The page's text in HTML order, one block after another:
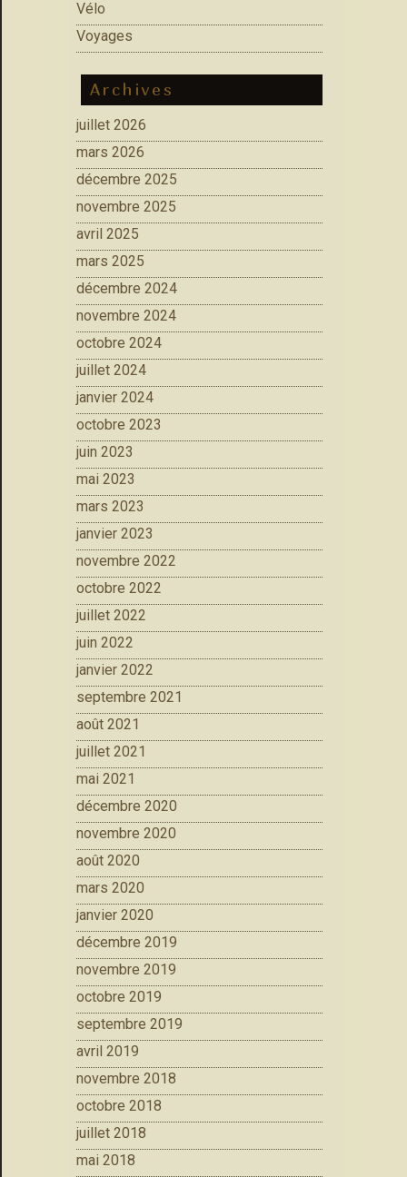
Vélo
Voyages
Archives
juillet 2026
mars 2026
décembre 2025
novembre 2025
avril 2025
mars 2025
décembre 2024
novembre 2024
octobre 2024
juillet 2024
janvier 2024
octobre 2023
juin 2023
mai 2023
mars 2023
janvier 2023
novembre 2022
octobre 2022
juillet 2022
juin 2022
janvier 2022
septembre 2021
août 2021
juillet 2021
mai 2021
décembre 2020
novembre 2020
août 2020
mars 2020
janvier 2020
décembre 2019
novembre 2019
octobre 2019
septembre 2019
avril 2019
novembre 2018
octobre 2018
juillet 2018
mai 2018